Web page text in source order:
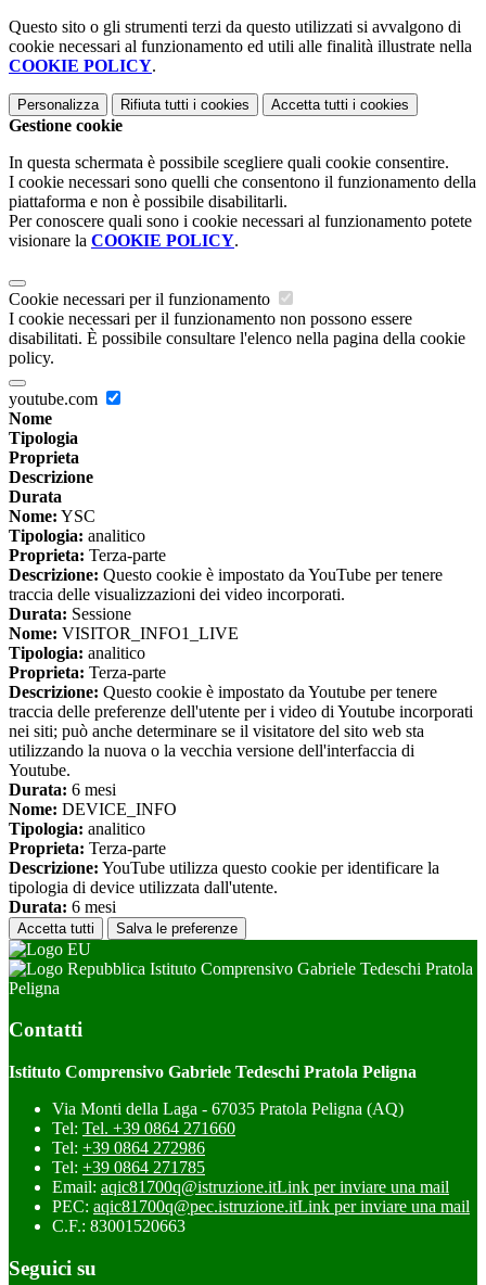
Questo sito o gli strumenti terzi da questo utilizzati si avvalgono di
cookie necessari al funzionamento ed utili alle finalità illustrate nella
COOKIE POLICY.
Personalizza Rifiuta tutti i cookies Accetta tutti i cookies
Gestione cookie
In questa schermata è possibile scegliere quali cookie consentire.
I cookie necessari sono quelli che consentono il funzionamento della
piattaforma e non è possibile disabilitarli.
Per conoscere quali sono i cookie necessari al funzionamento potete
visionare la COOKIE POLICY.
Cookie necessari per il funzionamento
I cookie necessari per il funzionamento non possono essere
disabilitati. È possibile consultare l'elenco nella pagina della cookie
policy.
youtube.com
Nome
Tipologia
Proprieta
Descrizione
Durata
Nome: YSC
Tipologia: analitico
Proprieta: Terza-parte
Descrizione: Questo cookie è impostato da YouTube per tenere
traccia delle visualizzazioni dei video incorporati.
Durata: Sessione
Nome: VISITOR_INFO1_LIVE
Tipologia: analitico
Proprieta: Terza-parte
Descrizione: Questo cookie è impostato da Youtube per tenere
traccia delle preferenze dell'utente per i video di Youtube incorporati
nei siti; può anche determinare se il visitatore del sito web sta
utilizzando la nuova o la vecchia versione dell'interfaccia di
Youtube.
Durata: 6 mesi
Nome: DEVICE_INFO
Tipologia: analitico
Proprieta: Terza-parte
Descrizione: YouTube utilizza questo cookie per identificare la
tipologia di device utilizzata dall'utente.
Durata: 6 mesi
Accetta tutti Salva le preferenze
Istituto Comprensivo Gabriele Tedeschi Pratola
Peligna
Contatti
Istituto Comprensivo Gabriele Tedeschi Pratola Peligna
Via Monti della Laga - 67035 Pratola Peligna (AQ)
Tel: Tel. +39 0864 271660
Tel: +39 0864 272986
Tel: +39 0864 271785
Email: aqic81700q@istruzione.itLink per inviare una mail
PEC: aqic81700q@pec.istruzione.itLink per inviare una mail
C.F.: 83001520663
Seguici su